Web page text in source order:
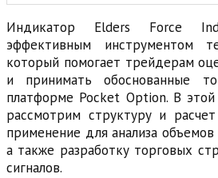
Индикатор Elders Force
эффективным инструментом
который помогает трейдерам
и принимать обоснованные
платформе Pocket Option. В
рассмотрим структуру и
применение для анализа
а также разработку торговых
сигналов.